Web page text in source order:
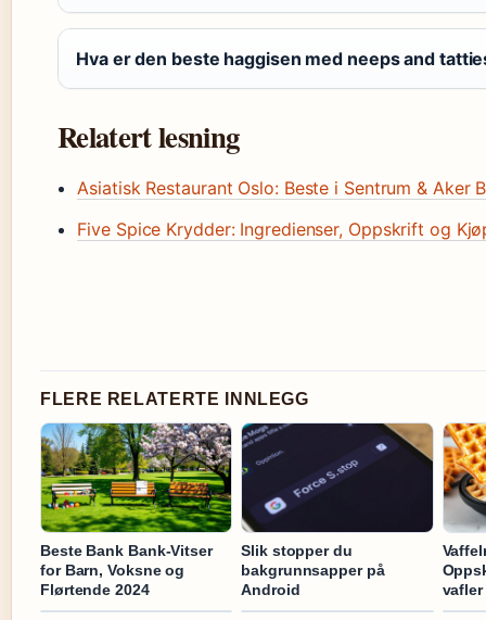
Hva er den beste haggisen med neeps and
Relatert lesning
Asiatisk Restaurant Oslo: Beste i Sentrum & Aker
Five Spice Krydder: Ingredienser, Oppskrift og
FLERE RELATERTE INNLEGG
Beste Bank Bank-Vitser
for Barn, Voksne og
Flørtende 2024
Slik stopper du
bakgrunnsapper på
Android
vafler